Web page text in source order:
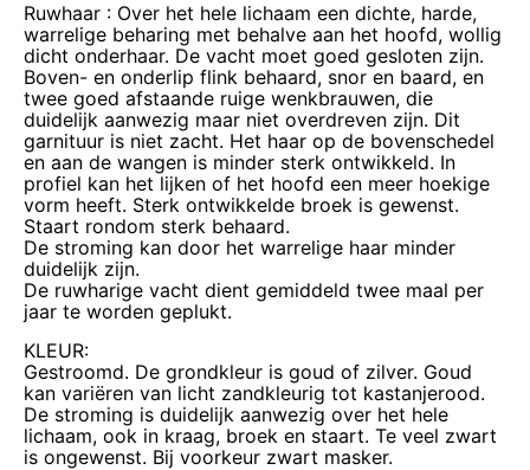
Ruwhaar : Over het hele lichaam een dichte, harde,
warrelige beharing met behalve aan het hoofd, wollig
dicht onderhaar. De vacht moet goed gesloten zijn.
Boven- en onderlip flink behaard, snor en baard, en
twee goed afstaande ruige wenkbrauwen, die
duidelijk aanwezig maar niet overdreven zijn. Dit
garnituur is niet zacht. Het haar op de bovenschedel
en aan de wangen is minder sterk ontwikkeld. In
profiel kan het lijken of het hoofd een meer hoekige
vorm heeft. Sterk ontwikkelde broek is gewenst.
Staart rondom sterk behaard.
De stroming kan door het warrelige haar minder
duidelijk zijn.
De ruwharige vacht dient gemiddeld twee maal per
jaar te worden geplukt.
KLEUR:
Gestroomd. De grondkleur is goud of zilver. Goud
kan variëren van licht zandkleurig tot kastanjerood.
De stroming is duidelijk aanwezig over het hele
lichaam, ook in kraag, broek en staart. Te veel zwart
is ongewenst. Bij voorkeur zwart masker.